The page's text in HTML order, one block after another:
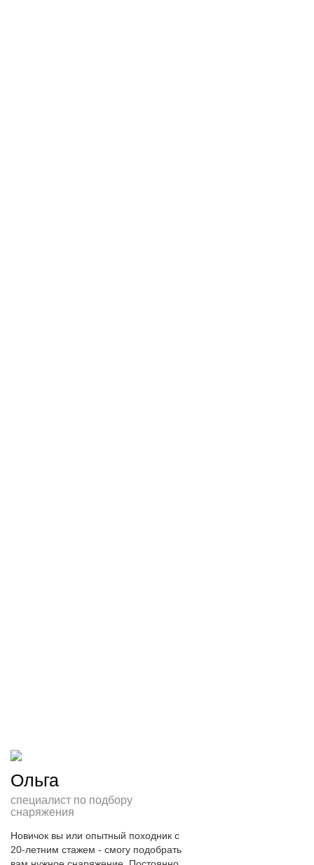
Ольга
специалист по подбору
снаряжения
Новичок вы или опытный походник с
20-летним стажем - смогу подобрать